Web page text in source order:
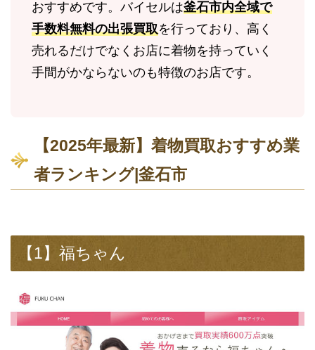
おすすめです。バイセルは釜石市内全域で
手数料無料の出張買取を行っており、高く
売れるだけでなくお店に着物を持っていく
手間がかならないのも特徴のお店です。
【2025年最新】着物買取おすすめ業
者ランキング|釜石市
【1】福ちゃん